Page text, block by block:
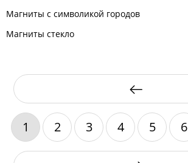
Магниты с символикой городов
Магниты стекло
1 2 3 4 5 6